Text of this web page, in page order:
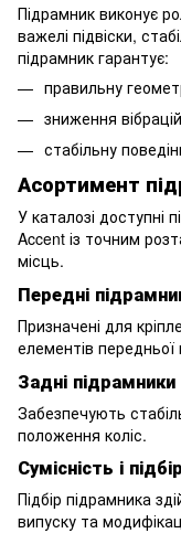
Підрамник виконує
важелі підвіски,
підрамник гарантує:
правильну
зниження
стабільну
Асортимент
У каталозі доступні
Accent із точним
місць.
Передні
Призначені для
елементів передньої
Задні
Забезпечують
положення коліс.
Сумісність і підбір
Підбір підрамника
випуску та